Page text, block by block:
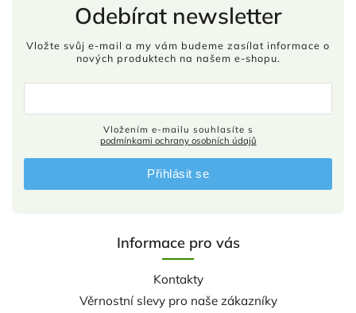
Informace pro vás
Kontakty
Věrnostní slevy pro naše zákazníky
Odebírat newsletter
Vložte svůj e-mail a my vám budeme zasílat informace o
nových produktech na našem e-shopu.
podmínkami ochrany osobních údajů
Přihlásit se